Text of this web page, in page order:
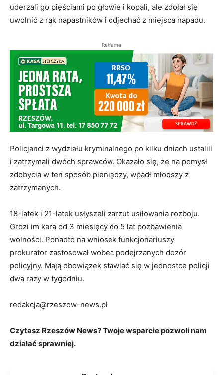
uderzali go pięściami po głowie i kopali, ale zdołał się
uwolnić z rąk napastników i odjechać z miejsca napadu.
Reklama
Policjanci z wydziału kryminalnego po kilku dniach ustalili
i zatrzymali dwóch sprawców. Okazało się, że na pomysł
zdobycia w ten sposób pieniędzy, wpadł młodszy z
zatrzymanych.
18-latek i 21-latek usłyszeli zarzut usiłowania rozboju.
Grozi im kara od 3 miesięcy do 5 lat pozbawienia
wolności. Ponadto na wniosek funkcjonariuszy
prokurator zastosował wobec podejrzanych dozór
policyjny. Mają obowiązek stawiać się w jednostce policji
dwa razy w tygodniu.
redakcja@rzeszow-news.pl
Czytasz Rzeszów News? Twoje wsparcie pozwoli nam
działać sprawniej.